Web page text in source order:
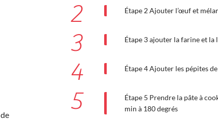
de
2 Étape 2 Ajouter l’œuf et
3 Étape 3 ajouter la farine et la
4 Étape 4 Ajouter les pépites
5
Étape 5 Prendre la pâte à
min à 180 degrés